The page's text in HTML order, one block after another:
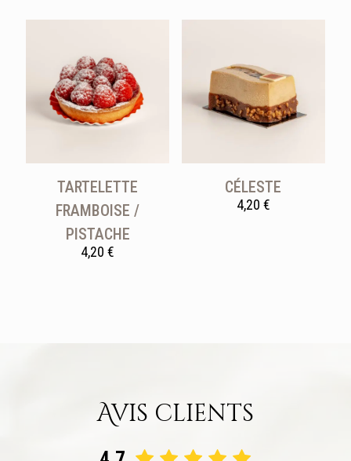
TARTELETTE
FRAMBOISE /
PISTACHE
4,20€
CÉLESTE
4,20 €
Avis clients